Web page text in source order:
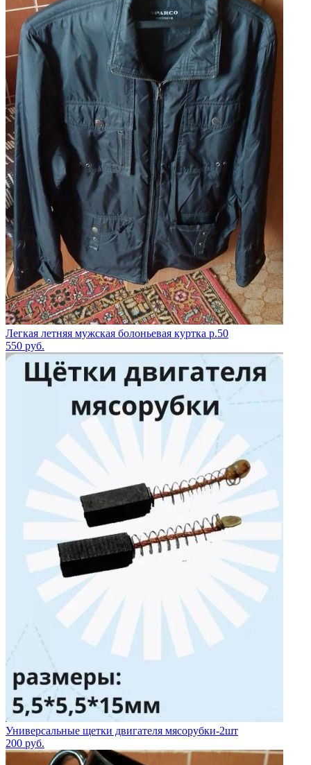
Легкая летняя мужская болоньевая куртка р.50
550 руб.
Универсальные щетки двигателя мясорубки-2шт
200 руб.